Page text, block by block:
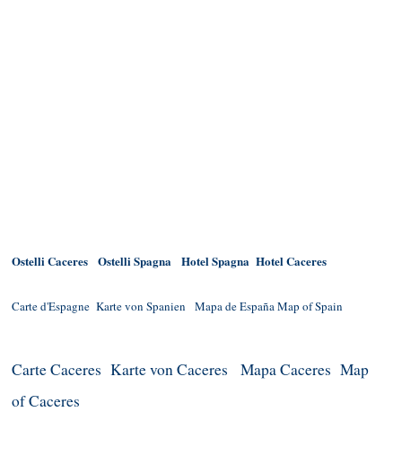
Ostelli Caceres Ostelli Spagna Hotel Spagna Hotel Caceres
Carte d'Espagne Karte von Spanien Mapa de España Map of Spain
Carte Caceres Karte von Caceres Mapa Caceres Map
of Caceres